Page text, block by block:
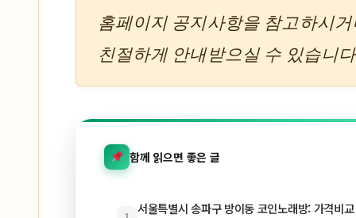
홈페이지 공지사항을 참고하시
친절하게 안내받으실 수 있습니
함께 읽으면 좋은 글
서울특별시 송파구 방이동 코인노래방: 가격비